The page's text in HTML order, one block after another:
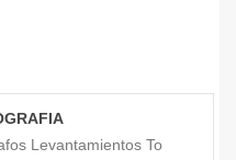
Levantamientos To